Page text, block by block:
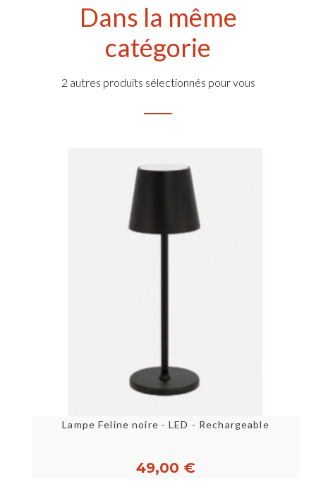
Dans la même
catégorie
2 autres produits sélectionnés pour vous
Lampe Feline noire - LED - Rechargeable
49,00 €